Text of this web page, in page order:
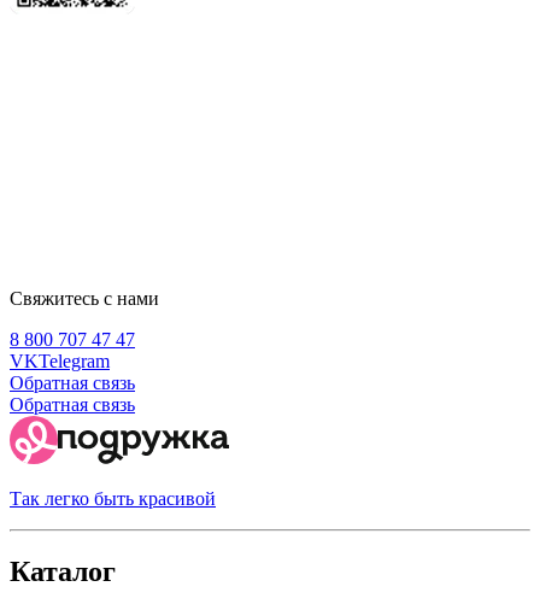
Свяжитесь с нами
8 800 707 47 47
VKTelegram
Обратная связь
Обратная связь
Так легко быть красивой
Каталог